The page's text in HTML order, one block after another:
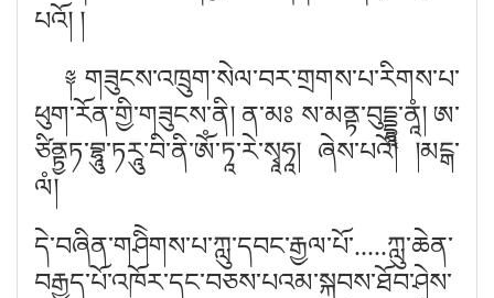
པའོ། །
༈ གཟུངས་འཁྲུག་སེལ་བར་གྲགས་པ་རིགས་པ་
ཕུག་རོན་གྱི་གཟུངས་ནི། ན་མཿ ས་མནྟ་བུདྡྷཱ་ནཱཾ། ཨ་
ཙིནྟྱཏ་བྷཱུ་ཏརཱུ་བི་ནི་ཨོཾ་ཏཱ་རེ་སྭཱཧཱ། ཞེས་པའོ།
།མངྒ་
ལཾ།
དེ་བཞིན་གཤིེགས་པ་ཀླུ་དབང་རྒྱལ་པོ་.....ཀླུ་ཆེན་
བརྒྱད་པོ་འཁོར་དང་བཅས་པའམ་སྐབས་ཐོབ་ཤེས་